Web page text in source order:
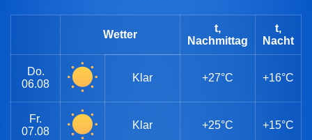
Wetter
t,
Nachmittag
t,
Nacht
Do.
06.08
Klar +27°C +16°C
Fr.
07.08
Klar +25°C +15°C